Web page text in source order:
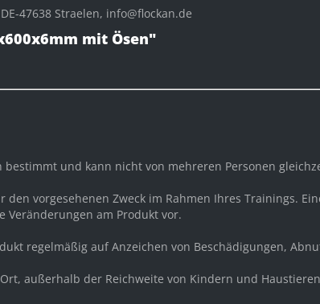
47638 Straelen, info@flockan.de
mit Ösen"
und kann nicht von mehreren Personen
den vorgesehenen Zweck im Rahmen Ihres Trainings.
Veränderungen am Produkt vor.
regelmäßig auf Anzeichen von Beschädigungen,
außerhalb der Reichweite von Kindern und